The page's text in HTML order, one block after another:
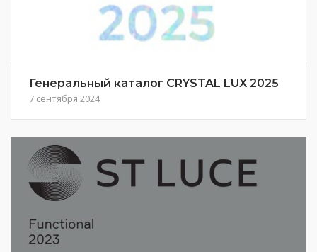
Генеральный каталог CRYSTAL LUX 2025
7 сентября 2024